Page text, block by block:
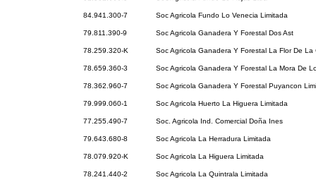
84.941.300-7 Soc Agricola Fundo Lo Venecia Limitada
79.811.390-9 Soc Agricola Ganadera Y Forestal Dos Ast
78.259.320-K Soc Agricola Ganadera Y Forestal La Flor De La
78.659.360-3 Soc Agricola Ganadera Y Forestal La Mora De
78.362.960-7 Soc Agricola Ganadera Y Forestal Puyancon
79.999.060-1 Soc Agricola Huerto La Higuera Limitada
77.255.490-7 Soc. Agricola Ind. Comercial Doña Ines
79.643.680-8 Soc Agricola La Herradura Limitada
78.079.920-K Soc Agricola La Higuera Limitada
78.241.440-2 Soc Agricola La Quintrala Limitada